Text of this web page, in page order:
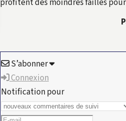
profitent des moindres failles
S’abonner
Connexion
Notification pour